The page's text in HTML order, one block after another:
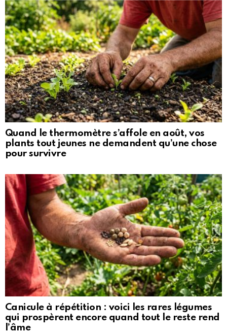
Quand le thermomètre s’affole en août, vos
plants tout jeunes ne demandent qu’une chose
pour survivre
Canicule à répétition : voici les rares légumes
qui prospèrent encore quand tout le reste rend
l’âme